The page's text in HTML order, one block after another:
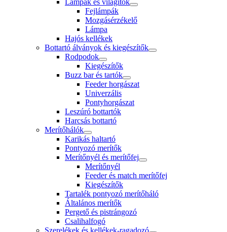
Lámpák es világítók
Fejlámpák
Mozgásérzékelő
Lámpa
Hajós kellékek
Bottartó álványok és kiegészítők
Rodpodok
Kiegészítők
Buzz bar és tartók
Feeder horgászat
Univerzális
Pontyhorgászat
Leszúró bottartók
Harcsás bottartó
Merítőhálók
Karikás haltartó
Pontyozó merítők
Merítőnyél és merítőfej
Merítőnyél
Feeder és match merítőfej
Kiegészítők
Tartalék pontyozó merítőháló
Általános merítők
Pergető és pistrángozó
Csalihalfogó
Szerelékek és kellékek-ragadozó